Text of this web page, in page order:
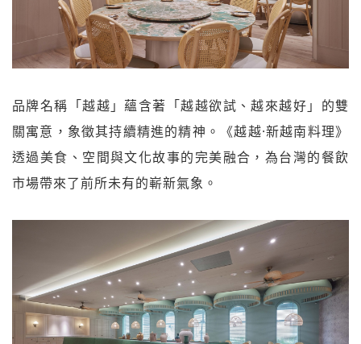
品牌名稱「越越」蘊含著「越越欲試、越來越好」的雙
關寓意，象徵其持續精進的精神。《越越·新越南料理》
透過美食、空間與文化故事的完美融合，為台灣的餐飲
市場帶來了前所未有的嶄新氣象。